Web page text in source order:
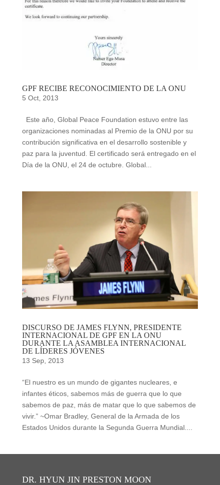
GPF RECIBE RECONOCIMIENTO DE LA ONU
5 Oct, 2013
Este año, Global Peace Foundation estuvo entre las
organizaciones nominadas al Premio de la ONU por su
contribución significativa en el desarrollo sostenible y
paz para la juventud. El certificado será entregado en el
Día de la ONU, el 24 de octubre. Global...
DISCURSO DE JAMES FLYNN, PRESIDENTE
INTERNACIONAL DE GPF EN LA ONU
DURANTE LA ASAMBLEA INTERNACIONAL
DE LÍDERES JÓVENES
13 Sep, 2013
“El nuestro es un mundo de gigantes nucleares, e
infantes éticos, sabemos más de guerra que lo que
sabemos de paz, más de matar que lo que sabemos de
vivir.” ~Omar Bradley, General de la Armada de los
Estados Unidos durante la Segunda Guerra Mundial....
DR. HYUN JIN PRESTON MOON